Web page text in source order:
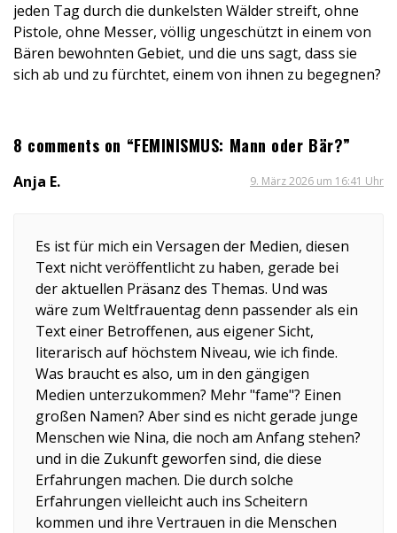
jeden Tag durch die dunkelsten Wälder streift, ohne
Pistole, ohne Messer, völlig ungeschützt in einem von
Bären bewohnten Gebiet, und die uns sagt, dass sie
sich ab und zu fürchtet, einem von ihnen zu begegnen?
8 comments on “FEMINISMUS: Mann oder Bär?”
Anja E. 9. März 2026 um 16:41 Uhr
Es ist für mich ein Versagen der Medien, diesen
Text nicht veröffentlicht zu haben, gerade bei
der aktuellen Präsanz des Themas. Und was
wäre zum Weltfrauentag denn passender als ein
Text einer Betroffenen, aus eigener Sicht,
literarisch auf höchstem Niveau, wie ich finde.
Was braucht es also, um in den gängigen
Medien unterzukommen? Mehr "fame"? Einen
großen Namen? Aber sind es nicht gerade junge
Menschen wie Nina, die noch am Anfang stehen?
und in die Zukunft geworfen sind, die diese
Erfahrungen machen. Die durch solche
Erfahrungen vielleicht auch ins Scheitern
kommen und ihre Vertrauen in die Menschen